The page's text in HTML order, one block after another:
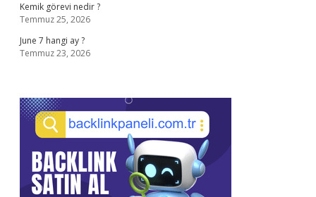
Kemik görevi nedir ?
Temmuz 25, 2026
June 7 hangi ay ?
Temmuz 23, 2026